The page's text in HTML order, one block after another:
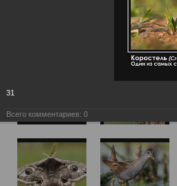
31
Всего комментариев: 0